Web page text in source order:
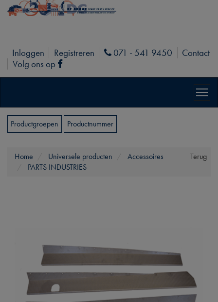
Inloggen Registreren Phone
071 - 541 9450
Contact
Volg ons op
Facebook
Productgroepen Productnummer
Terug
Home Universele producten
Accessoires
PARTS INDUSTRIES